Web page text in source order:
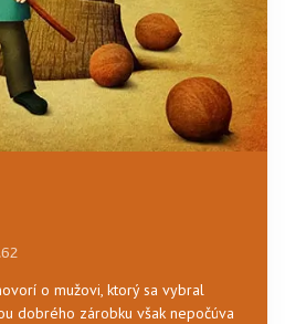
o mužovi, ktorý sa vybral
dobrého zárobku však nepočúva